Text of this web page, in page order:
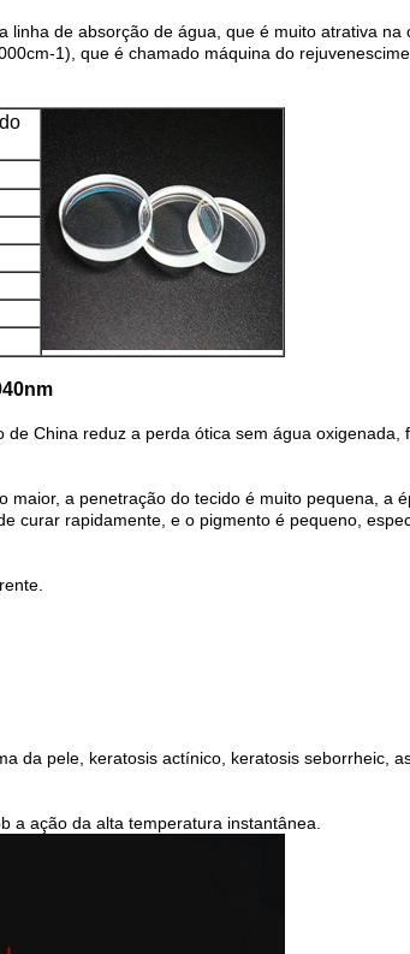
de absorção de água, que é muito atrativa
1), que é chamado máquina do
China reduz a perda ótica sem água
a penetração do tecido é muito pequena,
curar rapidamente, e o pigmento é pequeno,
da pele, keratosis actínico, keratosis seborrheic,
a ação da alta temperatura instantânea.